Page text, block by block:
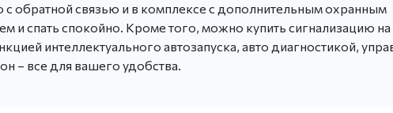
с обратной связью и в комплексе с дополнительным охранным
и спать спокойно. Кроме того, можно купить сигнализацию на
интеллектуального автозапуска, авто диагностикой,
– все для вашего удобства.